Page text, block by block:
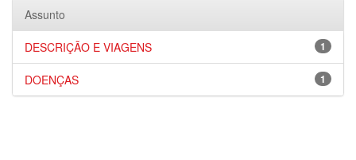
Assunto
1
DESCRIÇÃO E VIAGENS
1
DOENÇAS